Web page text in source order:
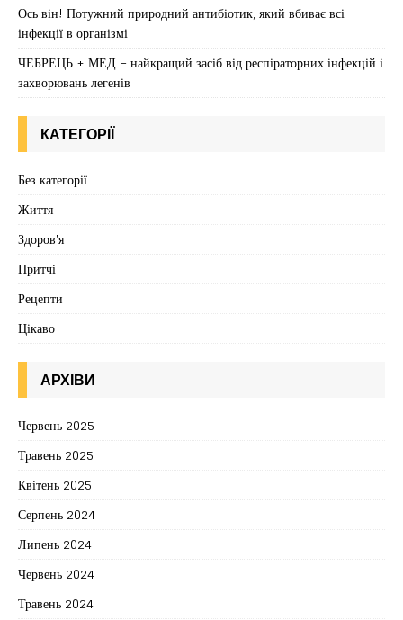
Ось він! Потужний природний антибіотик, який вбиває всі
інфекції в організмі
ЧЕБРЕЦЬ + МЕД – найкращий засіб від респіраторних інфекцій і
захворювань легенів
КАТЕГОРІЇ
Без категорії
Життя
Здоров'я
Притчі
Рецепти
Цікаво
АРХІВИ
Червень 2025
Травень 2025
Квітень 2025
Серпень 2024
Липень 2024
Червень 2024
Травень 2024